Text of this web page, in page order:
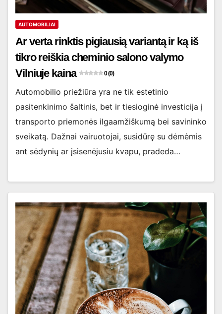
AUTOMOBILIAI
Ar verta rinktis pigiausią variantą ir ką iš
tikro reiškia cheminio salono valymo
Vilniuje kaina
0 (0)
Automobilio priežiūra yra ne tik estetinio
pasitenkinimo šaltinis, bet ir tiesioginė investicija į
transporto priemonės ilgaamžiškumą bei savininko
sveikatą. Dažnai vairuotojai, susidūrę su dėmėmis
ant sėdynių ar įsisenėjusiu kvapu, pradeda…